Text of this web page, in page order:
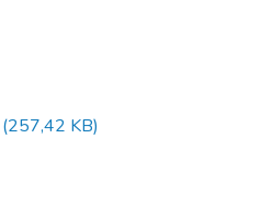
(257,42 KB)